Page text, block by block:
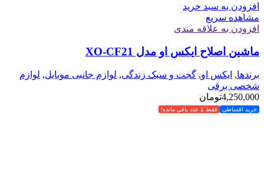
افزودن به سبد خرید
مشاهده سریع
افزودن به علاقه مندی
ماشین اصلاح ایکس او مدل XO-CF21
برندها, ایکس او, گجت و سبک زندگی, لوازم جانبی موبایل, لوازم
شخصی برقی
4,250,000تومان
خرید اقساطی فقط 1 عدد باقی مانده!